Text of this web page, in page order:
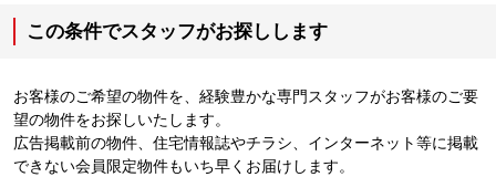
この条件でスタッフがお探しします
お客様のご希望の物件を、経験豊かな専門スタッフがお客様のご要
望の物件をお探しいたします。
広告掲載前の物件、住宅情報誌やチラシ、インターネット等に掲載
できない会員限定物件もいち早くお届けします。